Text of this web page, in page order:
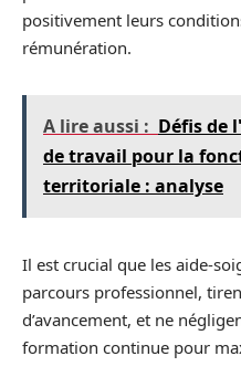
positivement leurs
rémunération.
A lire aussi : Défis de
de travail pour la
territoriale : analyse
Il est crucial que les aide-
parcours professionnel,
d’avancement, et ne
formation continue pour